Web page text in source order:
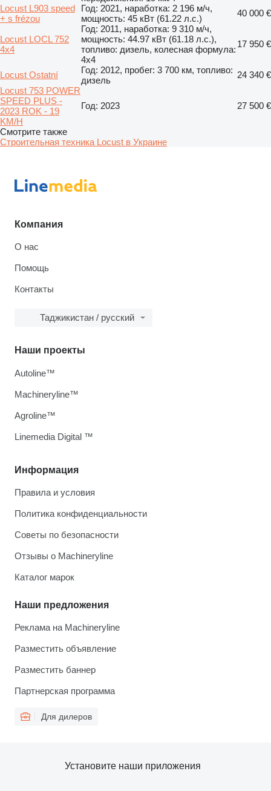
Locust L903 speed
+ s frézou
Год: 2021, наработка: 2 196 м/ч,
мощность: 45 кВт (61.22 л.с.)
40 000 €
Locust LOCL 752
4x4
Год: 2011, наработка: 9 310 м/ч,
мощность: 44.97 кВт (61.18 л.с.),
топливо: дизель, колесная формула:
4x4
17 950 €
Locust Ostatní
Год: 2012, пробег: 3 700 км, топливо:
дизель
24 340 €
Locust 753 POWER
SPEED PLUS -
2023 ROK - 19
KM/H
Год: 2023 27 500 €
Смотрите также
Строительная техника Locust в Украине
Компания
О нас
Помощь
Контакты
Таджикистан / русский
Информация
Правила и условия
Политика конфиденциальности
Советы по безопасности
Отзывы о Machineryline
Каталог марок
Наши предложения
Реклама на Machineryline
Разместить объявление
Разместить баннер
Партнерская программа
Для дилеров
Наши проекты
Autoline™
Machineryline™
Agroline™
Linemedia Digital ™
Установите наши приложения